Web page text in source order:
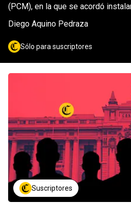
(PCM), en la que se acordó
Diego Aquino Pedraza
Sólo para suscriptores
Suscriptores